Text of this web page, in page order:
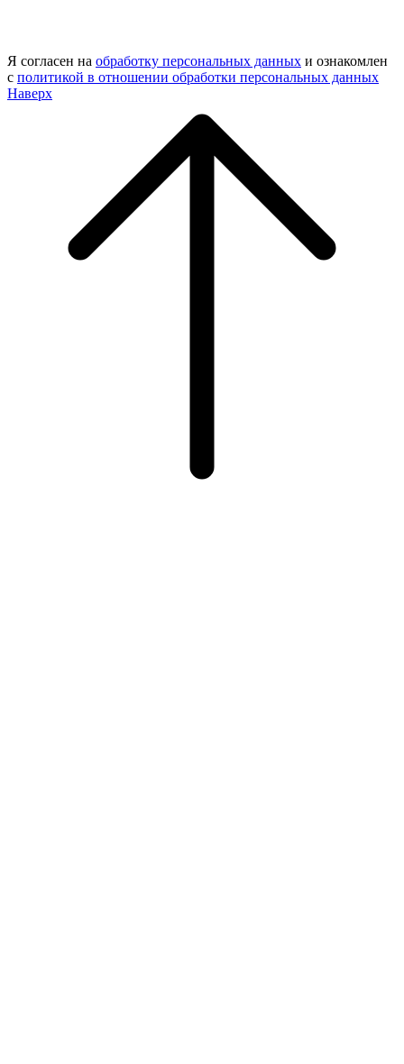
Я согласен на обработку персональных данных и ознакомлен
с политикой в отношении обработки персональных данных
Наверх